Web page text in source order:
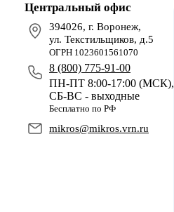
Центральный офис
394026, г. Воронеж,
ул. Текстильщиков, д.5
ОГРН 1023601561070
8 (800) 775-91-00
ПН-ПТ 8:00-17:00 (МСК),
СБ-ВС - выходные
Бесплатно по РФ
mikros@mikros.vrn.ru